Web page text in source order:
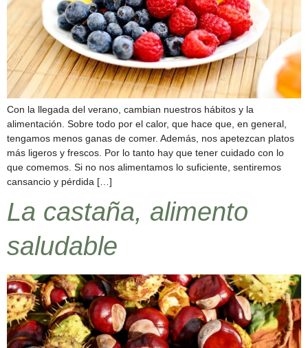
Con la llegada del verano, cambian nuestros hábitos y la
alimentación. Sobre todo por el calor, que hace que, en general,
tengamos menos ganas de comer. Además, nos apetezcan platos
más ligeros y frescos. Por lo tanto hay que tener cuidado con lo
que comemos. Si no nos alimentamos lo suficiente, sentiremos
cansancio y pérdida […]
La castaña, alimento
saludable